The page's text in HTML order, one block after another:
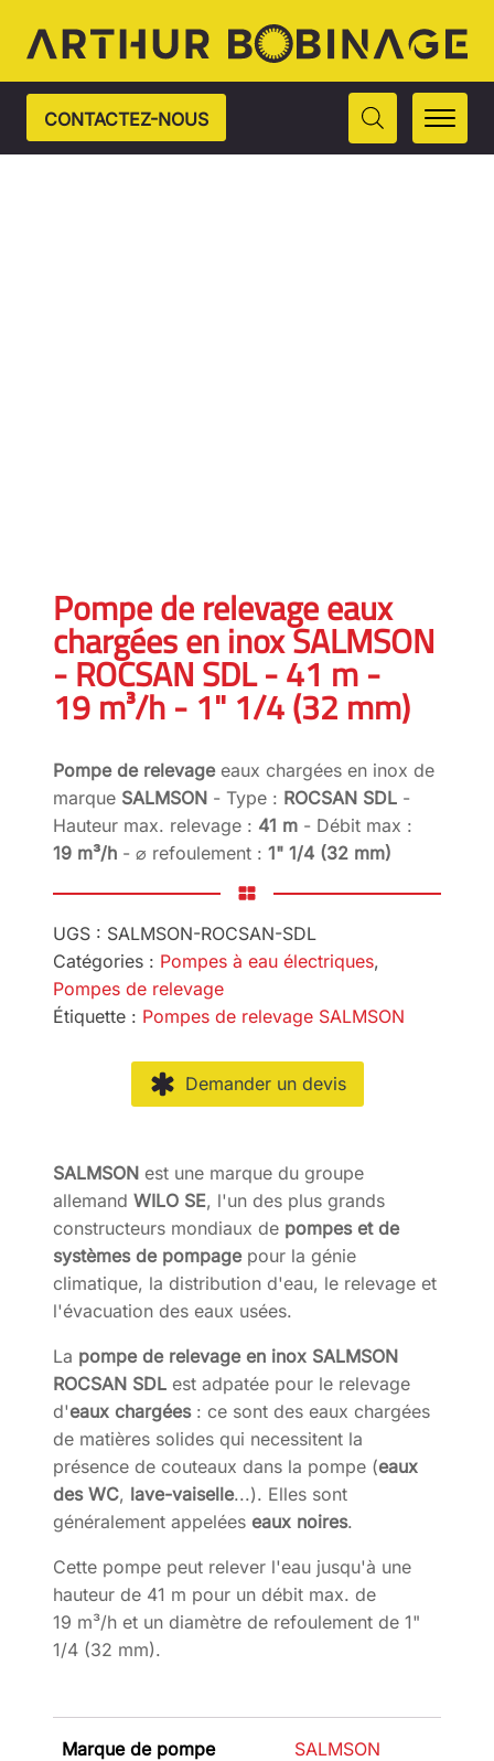
CONTACTEZ-NOUS
Pompe de relevage eaux
chargées en inox SALMSON
- ROCSAN SDL - 41 m -
19 m³/h - 1" 1/4 (32 mm)
Pompe de relevageeaux chargées en inox de
marque SALMSON - Type : ROCSAN SDL -
Hauteur max. relevage : 41 m - Débit max :
19 m³/h - ⌀ refoulement : 1" 1/4 (32 mm)
UGS : SALMSON-ROCSAN-SDL
Catégories : Pompes à eau électriques,
Pompes de relevage
Étiquette : Pompes de relevage SALMSON
Demander un devis
SALMSON est une marque du groupe
allemand WILO SE, l'un des plus grands
constructeurs mondiaux de pompes et de
systèmes de pompagepour la génie
climatique, la distribution d'eau, le relevage et
l'évacuation des eaux usées.
La pompe de relevage en inox SALMSON
ROCSAN SDL est adpatée pour le relevage
d'eaux chargées: ce sont des eaux chargées
de matières solides qui necessitent la
présence de couteaux dans la pompe (eaux
des WC, lave-vaiselle...). Elles sont
généralement appelées eaux noires.
Cette pompe peut relever l'eau jusqu'à une
hauteur de 41 m pour un débit max. de
19 m³/h et un diamètre de refoulement de 1"
1/4 (32 mm).
Marque de pompe SALMSON